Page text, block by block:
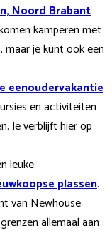
Noord Brabant
kamperen met
je kunt ook een
eenoudervakantie
en activiteiten
Je verblijft hier op
leuke
plassen.
van Newhouse
allemaal aan